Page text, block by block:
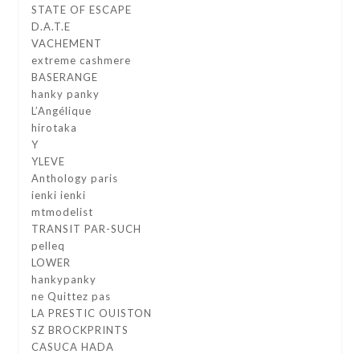
STATE OF ESCAPE
D.A.T.E
VACHEMENT
extreme cashmere
BASERANGE
hanky panky
L’Angélique
hirotaka
Y
YLEVE
Anthology paris
ienki ienki
mtmodelist
TRANSIT PAR-SUCH
pelleq
LOWER
hankypanky
ne Quittez pas
LA PRESTIC OUISTON
SZ BROCKPRINTS
CASUCA HADA